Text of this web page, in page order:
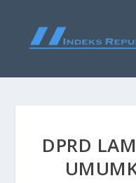
DPRD